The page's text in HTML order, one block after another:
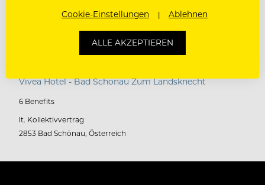
LEHRLING HOTEL- &
GASTGEWERBEASSISTENT:IN
Vivea Hotel - Bad Schönau Zum Landsknecht
6 Benefits
lt. Kollektivvertrag
2853 Bad Schönau, Österreich
Cookie-Einstellungen Ablehnen
ALLE AKZEPTIEREN